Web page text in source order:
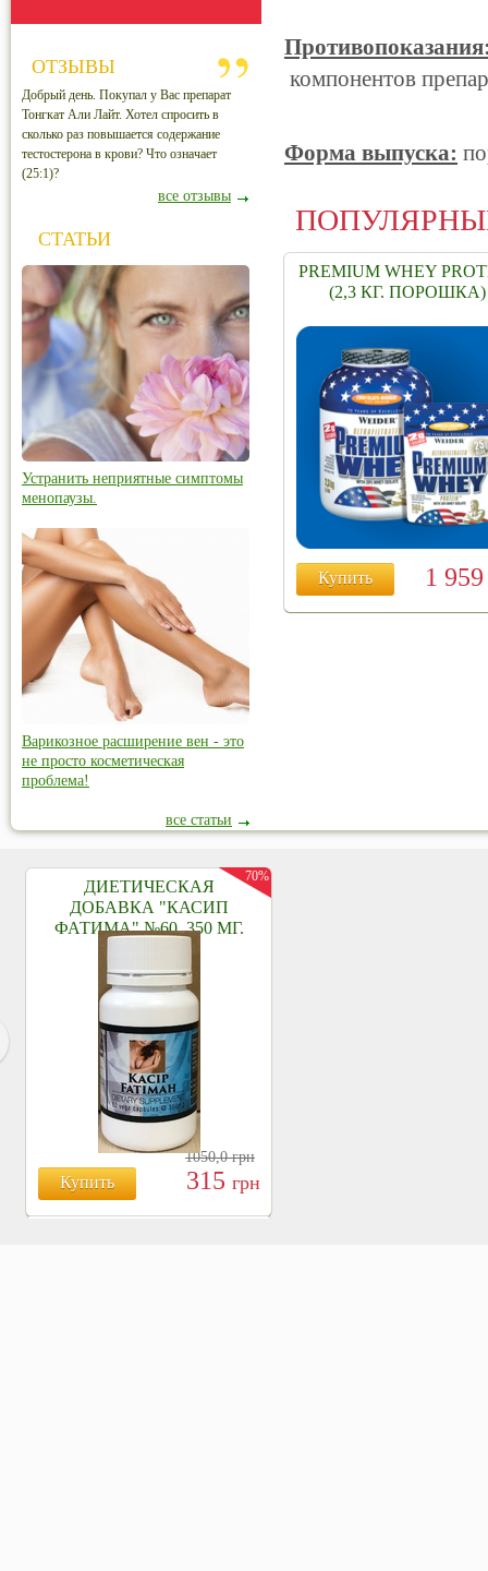
компонентов
Форма выпуска:
PREMIUM WHEY
(2,3 КГ. ПОРОШКА)
Купить 1
ОТЗЫВЫ
Добрый день. Покупал у Вас препарат
Тонгкат Али Лайт. Хотел спросить в
сколько раз повышается содержание
тестостерона в крови? Что означает
(25:1)?
все отзывы
СТАТЬИ
Устранить неприятные симптомы
менопаузы.
Варикозное расширение вен - это
не просто косметическая
проблема!
все статьи
ДИЕТИЧЕСКАЯ
ДОБАВКА "КАСИП
ФАТИМА" №60, 350 МГ.
Купить
1050,0грн
315 грн
70%